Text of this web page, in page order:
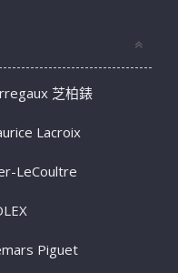
芝柏錶
Lacroix
LeCoultre
Piguet